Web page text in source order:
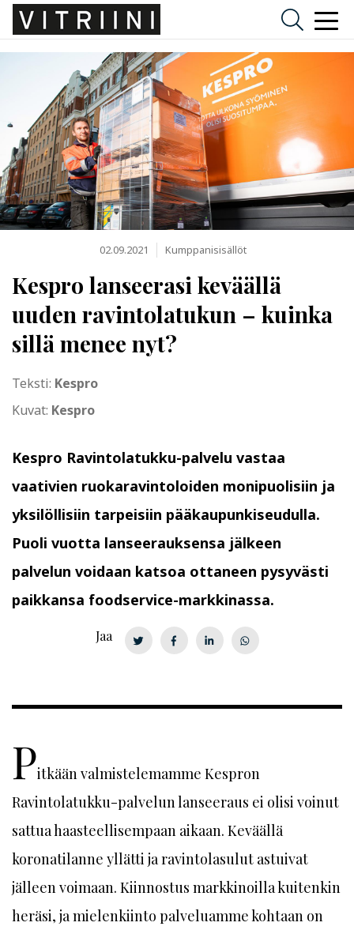
02.09.2021 Kumppanisisällöt
Kespro lanseerasi keväällä
uuden ravintolatukun – kuinka
sillä menee nyt?
Teksti: Kespro
Kuvat: Kespro
Kespro Ravintolatukku-palvelu vastaa
vaativien ruokaravintoloiden monipuolisiin ja
yksilöllisiin tarpeisiin pääkaupunkiseudulla.
Puoli vuotta lanseerauksensa jälkeen
palvelun voidaan katsoa ottaneen pysyvästi
paikkansa foodservice-markkinassa.
Jaa
Pitkään valmistelemamme Kespron
Ravintolatukku-palvelun lanseeraus ei olisi voinut
sattua haasteellisempaan aikaan. Keväällä
koronatilanne yllätti ja ravintolasulut astuivat
jälleen voimaan. Kiinnostus markkinoilla kuitenkin
heräsi, ja mielenkiinto palveluamme kohtaan on